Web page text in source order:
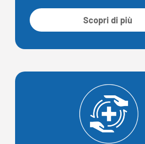
Scopri di più